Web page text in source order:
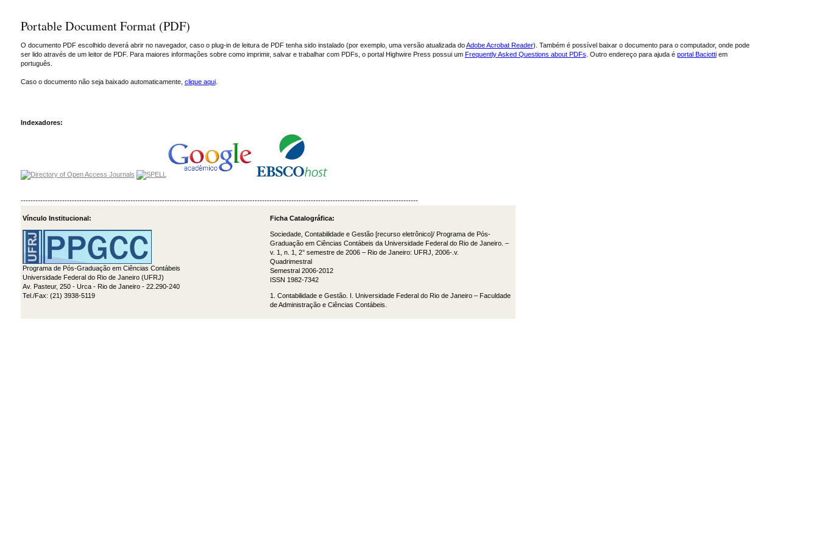
Portable Document Format (PDF)
O documento PDF escolhido deverá abrir no navegador, caso o plug-in de leitura de PDF tenha sido instalado (por exemplo, uma versão atualizada doAdobe Acrobat Reader). Também é possível baixar o documento para o computador, onde pode
ser lido através de um leitor de PDF. Para maiores informações sobre como imprimir, salvar e trabalhar com PDFs, o portal Highwire Press possui um Frequently Asked Questions about PDFs . Outro endereço para ajuda é portal Baciottiem
português.
Caso o documento não seja baixado automaticamente, clique aqui.
Indexadores:
-------------------------------------------------------------------------------------------------------------------------------------------------------------------
Vínculo Institucional:
Programa de Pós-Graduação em Ciências Contábeis
Universidade Federal do Rio de Janeiro (UFRJ)
Av. Pasteur, 250 - Urca - Rio de Janeiro - 22.290-240
Tel./Fax: (21) 3938-5119
Ficha Catalográfica:
Sociedade, Contabilidade e Gestão [recurso eletrônico]/ Programa de Pós-
Graduação em Ciências Contábeis da Universidade Federal do Rio de Janeiro. –
v. 1, n. 1, 2° semestre de 2006 – Rio de Janeiro: UFRJ, 2006-.v.
Quadrimestral
Semestral 2006-2012
ISSN 1982-7342
1. Contabilidade e Gestão. I. Universidade Federal do Rio de Janeiro – Faculdade
de Administração e Ciências Contábeis.